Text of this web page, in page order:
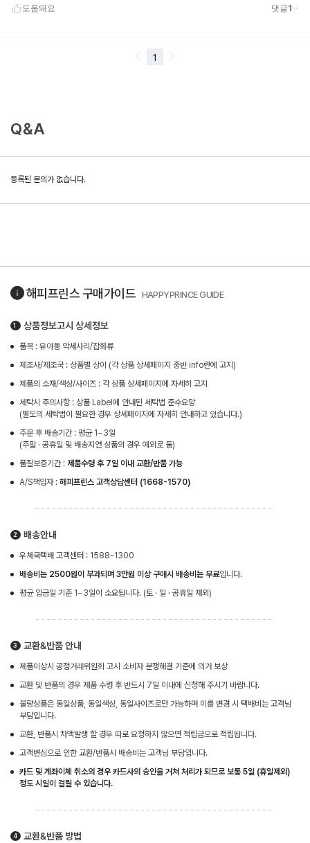
Q&A
등록된 문의가 없습니다.
해피프린스구매가이드 HAPPYPRINCE GUIDE
상품정보고시 상세정보
품목 : 유아동 악세사리/잡화류
제조사/제조국 : 상품별 상이 (각 상품 상세페이지 중반 info란에 고지)
제품의 소재/색상/사이즈 : 각 상품 상세페이지에 자세히 고지
세탁시 주의사항 : 상품 Label에 안내된 세탁법 준수요망
(별도의 세탁법이 필요한 경우 상세페이지에 자세히 안내하고 있습니다.)
주문 후 배송기간 : 평균 1~3일
(주말 · 공휴일 및 배송지연 상품의 경우 예외로 둠)
품질보증기간 : 제품수령 후 7일 이내 교환/반품 가능
A/S책임자 : 해피프린스 고객상담센터 (1668-1570)
배송안내
우체국택배 고객센터 : 1588-1300
배송비는 2500원이 부과되며 3만원 이상 구매시 배송비는 무료입니다.
평균 입금일 기준 1~3일이 소요됩니다. (토 · 일 · 공휴일 제외)
교환&반품 안내
제품이상시 공정거래위원회 고시 소비자 분쟁해결 기준에 의거 보상
교환 및 반품의 경우 제품 수령 후 반드시 7일 이내에 신청해 주시기 바랍니다.
불량상품은 동일상품, 동일색상, 동일사이즈로만 가능하며 이를 변경 시 택배비는 고객님
부담입니다.
교환, 반품시 차액발생 할 경우 따로 요청하지 않으면 적립금으로 적립됩니다.
고객변심으로 인한 교환/반품시 배송비는 고객님 부담입니다.
카드 및 계좌이체 취소의 경우 카드사의 승인을 거쳐 처리가 되므로 보통 5일 (휴일제외)
정도 시일이 걸릴 수 있습니다.
교환&반품 방법